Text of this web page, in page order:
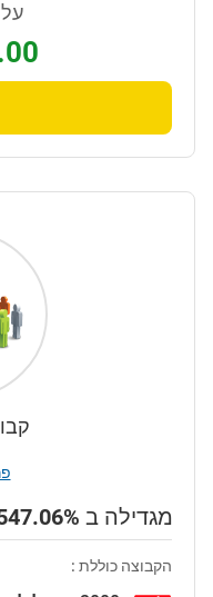
מגדילה ב1547.06%
הקבוצה כוללת :